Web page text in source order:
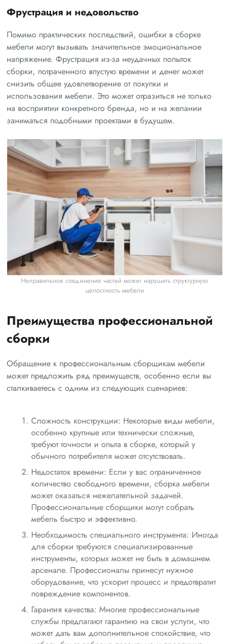
Фрустрация и недовольство
Помимо практических последствий, ошибки в сборке
мебели могут вызывать значительное эмоциональное
напряжение. Фрустрация из-за неудачных попыток
сборки, потраченного впустую времени и денег может
снизить общее удовлетворение от покупки и
использования мебели. Это может отразиться не только
на восприятии конкретного бренда, но и на желании
заниматься подобными проектами в будущем.
Неправильное соединение частей может нарушить структурную
целостность мебели
Преимущества профессиональной
сборки
Обращение к профессиональным сборщикам мебели
может предложить ряд преимуществ, особенно если вы
сталкиваетесь с одним из следующих сценариев:
Сложность конструкции: Некоторые виды мебели,
особенно крупные или технически сложные,
требуют точности и опыта в сборке, который у
обычного потребителя может отсутствовать.
Недостаток времени: Если у вас ограниченное
количество свободного времени, сборка мебели
может оказаться нежелательной задачей.
Профессиональные сборщики могут собрать
мебель быстро и эффективно.
Необходимость специального инструмента: Иногда
для сборки требуются специализированные
инструменты, которых может не быть в домашнем
арсенале. Профессионалы принесут нужное
оборудование, что ускорит процесс и предотвратит
повреждение компонентов.
Гарантия качества: Многие профессиональные
службы предлагают гарантию на свои услуги, что
может дать вам дополнительное спокойствие, что